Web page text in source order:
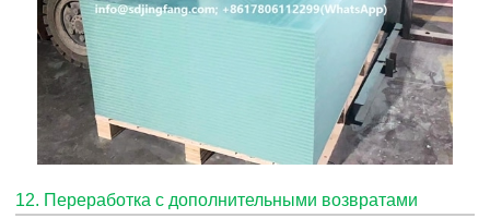
12. Переработка с дополнительными возвратами